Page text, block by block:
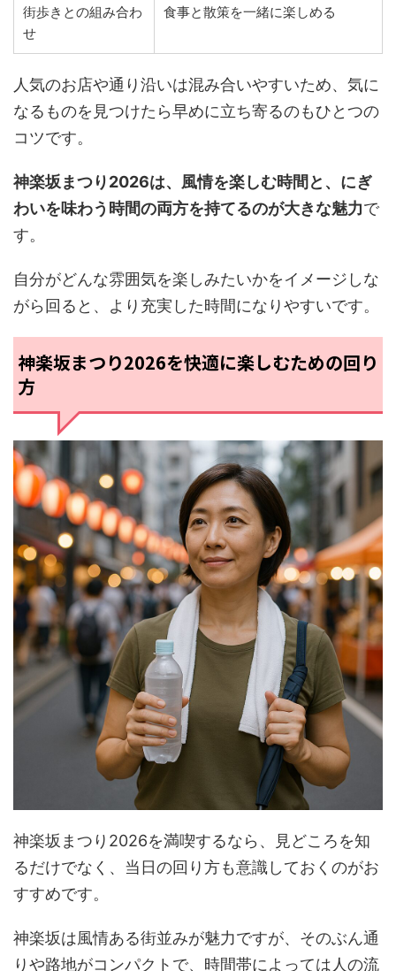
街歩きとの組み合わ
せ
食事と散策を一緒に楽しめる
人気のお店や通り沿いは混み合いやすいため、気に
なるものを見つけたら早めに立ち寄るのもひとつの
コツです。
神楽坂まつり2026は、風情を楽しむ時間と、にぎ
わいを味わう時間の両方を持てるのが大きな魅力で
す。
自分がどんな雰囲気を楽しみたいかをイメージしな
がら回ると、より充実した時間になりやすいです。
神楽坂まつり2026を快適に楽しむための回り
方
神楽坂まつり2026を満喫するなら、見どころを知
るだけでなく、当日の回り方も意識しておくのがお
すすめです。
神楽坂は風情ある街並みが魅力ですが、そのぶん通
りや路地がコンパクトで、時間帯によっては人の流